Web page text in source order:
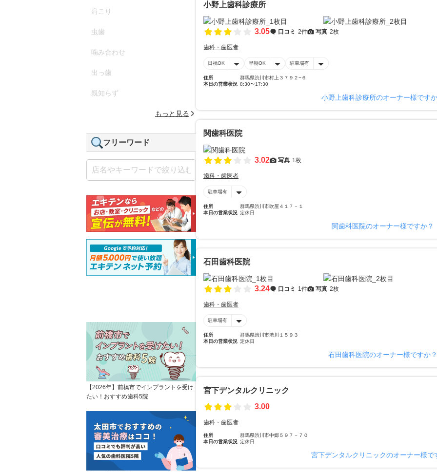
小野上歯科診療所
3.05 口コミ 2件 写真 2枚
歯科・歯医者
日祝OK 早朝OK 駐車場有
住所
群馬県渋川市村上３７９２−６
本日の営業状況 8:30〜17:30
小野上歯科診療所のオーナー様です
関歯科医院
3.02 写真 1枚
歯科・歯医者
駐車場有
住所
群馬県渋川市吹屋４１７－１
本日の営業状況 定休日
関歯科医院のオーナー様ですか？
石田歯科医院
3.24 口コミ 1件 写真 2枚
歯科・歯医者
駐車場有
住所
群馬県渋川市渋川１５９３
本日の営業状況 定休日
石田歯科医院のオーナー様ですか？
宮下デンタルクリニック
3.00
歯科・歯医者
住所
群馬県渋川市中郷５９７－７０
本日の営業状況 定休日
宮下デンタルクリニックのオーナー様で
肩こり
虫歯
噛み合わせ
出っ歯
親知らず
もっと見る
フリーワード
【2026年】前橋市でインプラントを受け
たい！おすすめ歯科5院